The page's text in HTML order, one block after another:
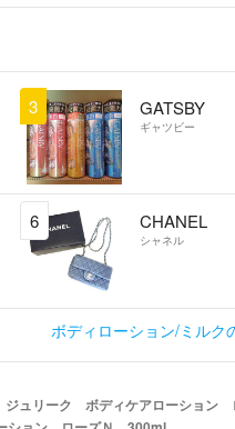
3 GATSBY
ギャツビー
6 CHANEL
シャネル
ボディローション/ミルク
ジュリーク ボディケアローショ